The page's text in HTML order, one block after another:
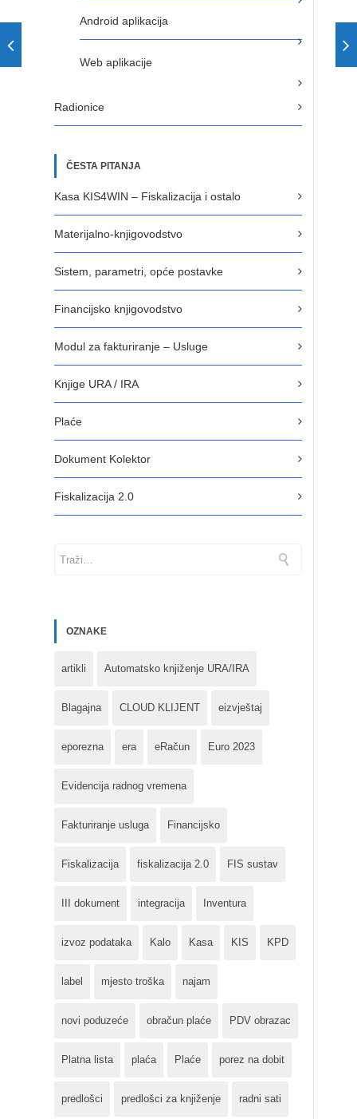
Android aplikacija
Web aplikacije
Radionice
ČESTA PITANJA
Kasa KIS4WIN – Fiskalizacija i ostalo
Materijalno-knjigovodstvo
Sistem, parametri, opće postavke
Financijsko knjigovodstvo
Modul za fakturiranje – Usluge
Knjige URA / IRA
Plaće
Dokument Kolektor
Fiskalizacija 2.0
OZNAKE
artikli Automatsko knjiženje URA/IRA
Blagajna CLOUD KLIJENT eizvještaj
eporezna era eRačun Euro 2023
Evidencija radnog vremena
Fakturiranje usluga Financijsko
Fiskalizacija fiskalizacija 2.0 FIS sustav
III dokument integracija Inventura
izvoz podataka Kalo Kasa KIS KPD
label mjesto troška najam
novi poduzeće obračun plaće PDV obrazac
Platna lista plaća Plaće porez na dobit
predlošci predlošci za knjiženje radni sati